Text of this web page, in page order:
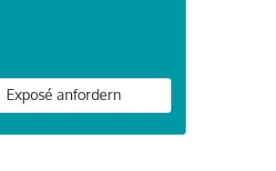
Exposé anfordern